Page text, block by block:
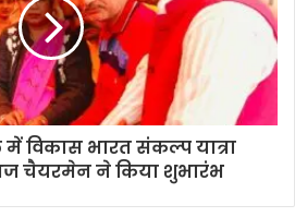
विकास भारत संकल्प यात्रा
चैयरमेन ने किया शुभारंभ